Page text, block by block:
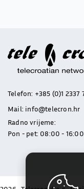
Telefon: +385 (0)1 2337
Mail: info@telecron.hr
Radno vrijeme:
Pon - pet: 08:00 - 16:00